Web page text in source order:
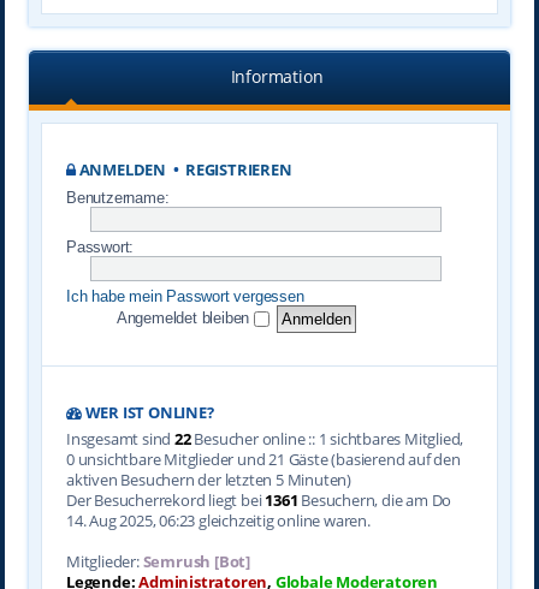
Information
ANMELDEN • REGISTRIEREN
Benutzername:
Passwort:
Ich habe mein Passwort vergessen
Angemeldet bleiben
WER IST ONLINE?
Insgesamt sind 22Besucher online :: 1 sichtbares Mitglied,
0 unsichtbare Mitglieder und 21 Gäste (basierend auf den
aktiven Besuchern der letzten 5 Minuten)
Der Besucherrekord liegt bei1361 Besuchern, die am Do
14. Aug 2025, 06:23 gleichzeitig online waren.
Mitglieder:Semrush [Bot]
Legende:Administratoren, Globale Moderatoren